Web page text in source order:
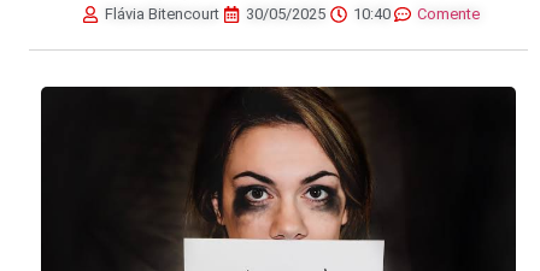
Flávia Bitencourt 30/05/2025 10:40 Comente